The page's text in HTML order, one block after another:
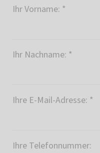
Ihr Vorname: *
Ihr Nachname: *
Ihre E-Mail-Adresse: *
Ihre Telefonnummer: